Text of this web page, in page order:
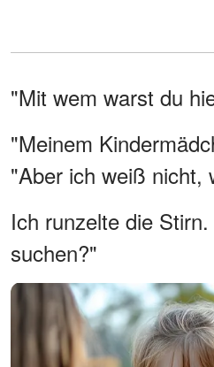
"Mit wem warst du
"Meinem
"Aber ich weiß nicht,
Ich runzelte die
suchen?"